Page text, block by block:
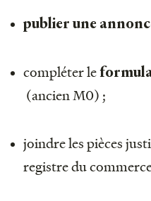
publier une
compléter le
(ancien M0) ;
joindre les pièces
registre du